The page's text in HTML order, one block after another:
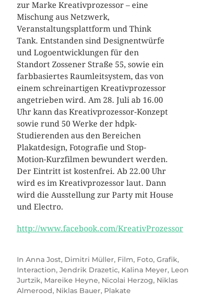
zur Marke Kreativprozessor – eine
Mischung aus Netzwerk,
Veranstaltungsplattform und Think
Tank. Entstanden sind Designentwürfe
und Logoentwicklungen für den
Standort Zossener Straße 55, sowie ein
farbbasiertes Raumleitsystem, das von
einem schreinartigen Kreativprozessor
angetrieben wird. Am 28. Juli ab 16.00
Uhr kann das Kreativprozessor-Konzept
sowie rund 50 Werke der hdpk-
Studierenden aus den Bereichen
Plakatdesign, Fotografie und Stop-
Motion-Kurzfilmen bewundert werden.
Der Eintritt ist kostenfrei. Ab 22.00 Uhr
wird es im Kreativprozessor laut. Dann
wird die Ausstellung zur Party mit House
und Electro.
http://www.facebook.com/KreativProzessor
In Anna Jost, Dimitri Müller, Film, Foto, Grafik,
Interaction, Jendrik Drazetic, Kalina Meyer, Leon
Jurtzik, Mareike Heyne, Nicolai Herzog, Niklas
Almerood, Niklas Bauer, Plakate